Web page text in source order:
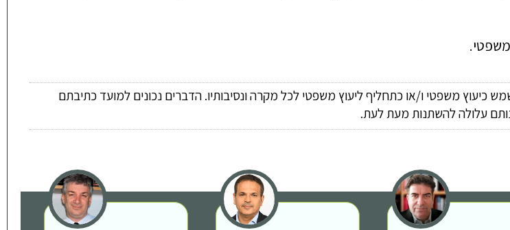
משפטי.
כיעוץ משפטי ו/או כתחליף ליעוץ משפטי לכל מקרה ונסיבותיו. הדברים נכונים למועד כתיבתם
עלולה להשתנות מעת לעת.